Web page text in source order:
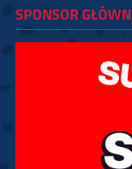
SPONSOR